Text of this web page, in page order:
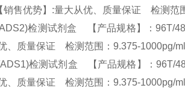
售优势】:量大从优、质量保证 检测范
检测试剂盒 【产品规格】：96T/
、质量保证 检测范围：9.375-1000pg/
检测试剂盒 【产品规格】：96T/
、质量保证 检测范围：9.375-1000pg/